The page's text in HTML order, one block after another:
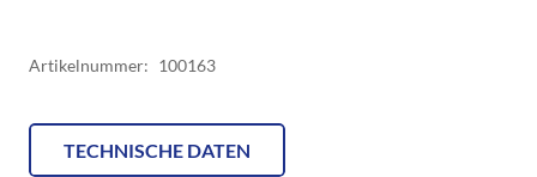
von
Menge
Artikelnummer: 100163
TECHNISCHE DATEN